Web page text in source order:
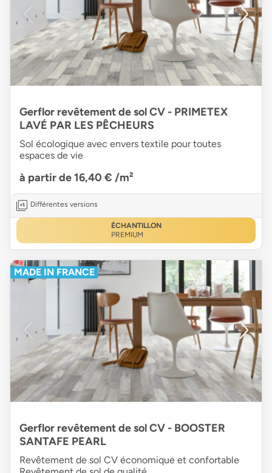
Gerflor revêtement de sol CV - PRIMETEX
LAVÉ PAR LES PÊCHEURS
Sol écologique avec envers textile pour toutes
espaces de vie
à partir de 16,40 € /m²
Différentes versions
ÉCHANTILLON
PREMIUM
MADE IN FRANCE
Gerflor revêtement de sol CV - BOOSTER
SANTAFE PEARL
Revêtement de sol CV économique et confortable